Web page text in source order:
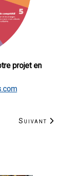
projet en
Article
Suivant